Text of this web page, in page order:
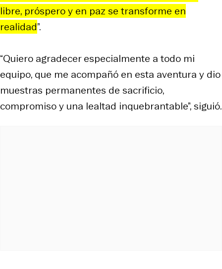
libre, próspero y en paz se transforme en
realidad”.
“Quiero agradecer especialmente a todo mi
equipo, que me acompañó en esta aventura y dio
muestras permanentes de sacrificio,
compromiso y una lealtad inquebrantable”, siguió.